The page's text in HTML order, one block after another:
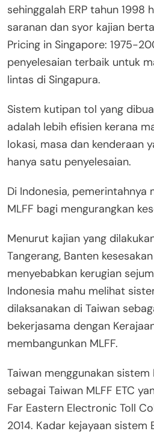
sehinggalah ERP tahun 1998
saranan dan syor kajian
Pricing in Singapore: 1975-
penyelesaian terbaik untuk
lintas di Singapura.
Sistem kutipan tol yang
adalah lebih efisien kerana
lokasi, masa dan kenderaan
hanya satu penyelesaian.
Di Indonesia, pemerintahnya
MLFF bagi mengurangkan
Menurut kajian yang
Tangerang, Banten
menyebabkan kerugian
Indonesia mahu melihat
dilaksanakan di Taiwan
bekerjasama dengan
membangunkan MLFF.
Taiwan menggunakan sistem
sebagai Taiwan MLFF ETC
Far Eastern Electronic Toll
2014. Kadar kejayaan sistem